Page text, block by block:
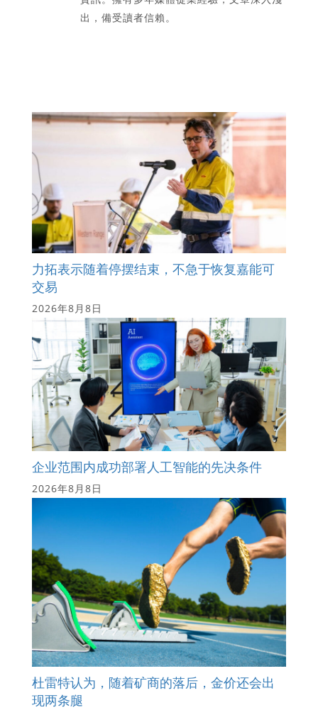
出，備受讀者信賴。
力拓表示随着停摆结束，不急于恢复嘉能可
交易
2026年8月8日
企业范围内成功部署人工智能的先决条件
2026年8月8日
杜雷特认为，随着矿商的落后，金价还会出
现两条腿